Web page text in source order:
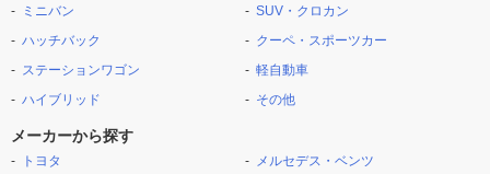
ミニバン
ハッチバック
ステーションワゴン
ハイブリッド
SUV・クロカン
クーペ・スポーツカー
軽自動車
その他
メーカーから探す
トヨタ
メルセデス・ベンツ